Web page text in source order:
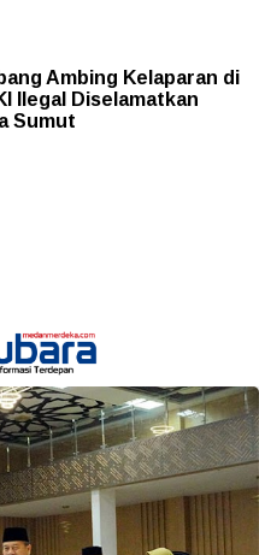
Ambing Kelaparan di
Ilegal Diselamatkan
Sumut